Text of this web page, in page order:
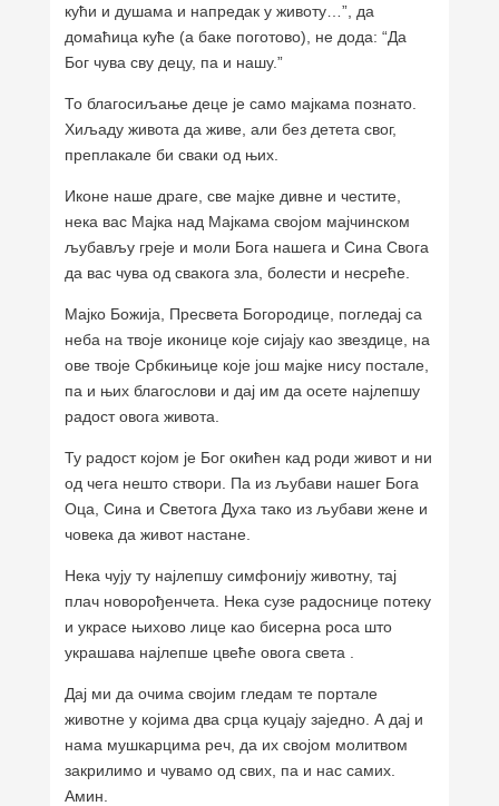
кући и душама и напредак у животу…”, да
домаћица куће (а баке поготово), не дода: “Да
Бог чува сву децу, па и нашу.”
То благосиљање деце је само мајкама познато.
Хиљаду живота да живе, али без детета свог,
преплакале би сваки од њих.
Иконе наше драге, све мајке дивне и честите,
нека вас Мајка над Мајкама својом мајчинском
љубављу греје и моли Бога нашега и Сина Свога
да вас чува од свакога зла, болести и несреће.
Мајко Божија, Пресвета Богородице, погледај са
неба на твоје иконице које сијају као звездице, на
ове твоје Србкињице које још мајке нису постале,
па и њих благослови и дај им да осете најлепшу
радост овога живота.
Ту радост којом је Бог окићен кад роди живот и ни
од чега нешто створи. Па из љубави нашег Бога
Оца, Сина и Светога Духа тако из љубави жене и
човека да живот настане.
Нека чују ту најлепшу симфонију животну, тај
плач новорођенчета. Нека сузе радоснице потеку
и украсе њихово лице као бисерна роса што
украшава најлепше цвеће овога света .
Дај ми да очима својим гледам те портале
животне у којима два срца куцају заједно. А дај и
нама мушкарцима реч, да их својом молитвом
закрилимо и чувамо од свих, па и нас самих.
Амин.